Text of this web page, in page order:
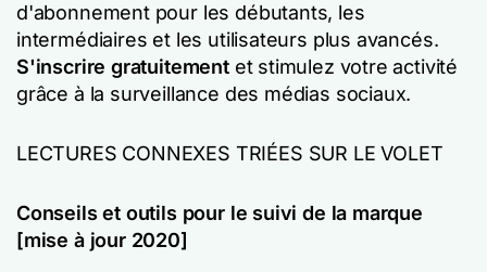
d'abonnement pour les débutants, les
intermédiaires et les utilisateurs plus avancés.
S'inscrire gratuitementet stimulez votre activité
grâce à la surveillance des médias sociaux.
LECTURES CONNEXES TRIÉES SUR LE VOLET
Conseils et outils pour le suivi de la marque
[mise à jour 2020]